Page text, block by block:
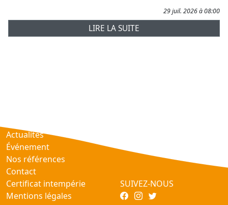
29 juil. 2026 à 08:00
LIRE LA SUITE
Actualités
Événement
Nos références
Contact
Certificat intempérie
Mentions légales
SUIVEZ-NOUS